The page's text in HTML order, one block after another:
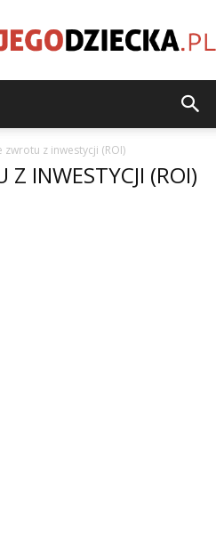
zwrotu z inwestycji (ROI)
INWESTYCJI (ROI)